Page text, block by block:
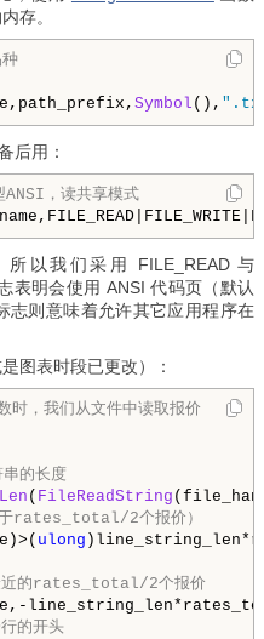
存。
Symbol (),
后用：
，读共享模式
FILE_READ FILE_WRITE
以我们采用 FILE_READ 与
表明会使用 ANSI 代码页（默认
志则意味着允许其它应用程序在
图表时段已更改）：
，我们从文件中读取报价
的长度
( FileReadString
rates_total/2个报价）
ulong
近的rates_total/2个报价
的开头